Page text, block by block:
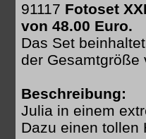
91117 Fotoset
von 48.00 Euro.
Das Set
der Gesamtgröße
Beschreibung:
Julia in einem
Dazu einen tollen